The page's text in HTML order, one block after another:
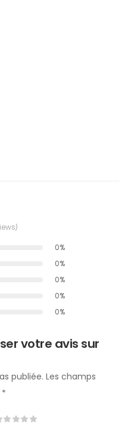
0%
0%
0%
0%
0%
votre avis sur
publiée. Les champs
*